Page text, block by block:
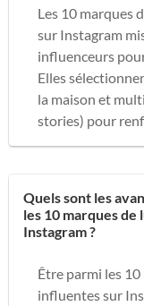
Les 10 marques
sur Instagram
influenceurs
Elles
la maison et
stories) pour
Quels sont les
les 10 marques
Instagram ?
Être parmi les
influentes sur